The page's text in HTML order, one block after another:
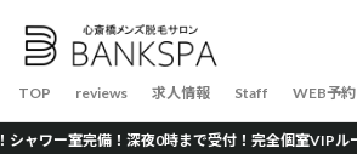
TOP reviews 求人情報 Staff WEB予
ー室完備！深夜0時まで受付！完全個室VIPルー